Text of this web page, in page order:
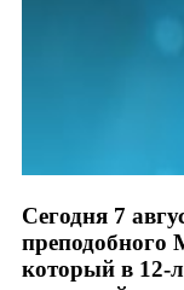
Сегодня 7
преподобного
который в 12-